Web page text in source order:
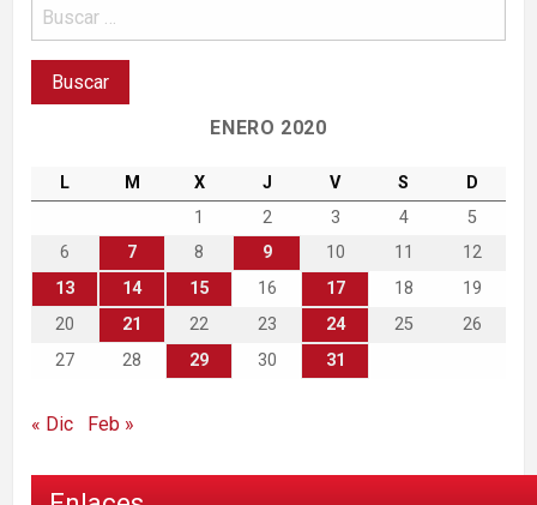
ENERO 2020
L M X J V S
D
1
2 3 4
5
6
7 8 9 10 11
12
13
14 15 16 17 18
19
20
21 22 23 24 25
26
27
28 29 30 31
« Dic Feb »